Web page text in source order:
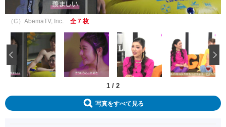
（C）AbemaTV, Inc. 全 7 枚
1 / 2
‹
写真をすべて見る